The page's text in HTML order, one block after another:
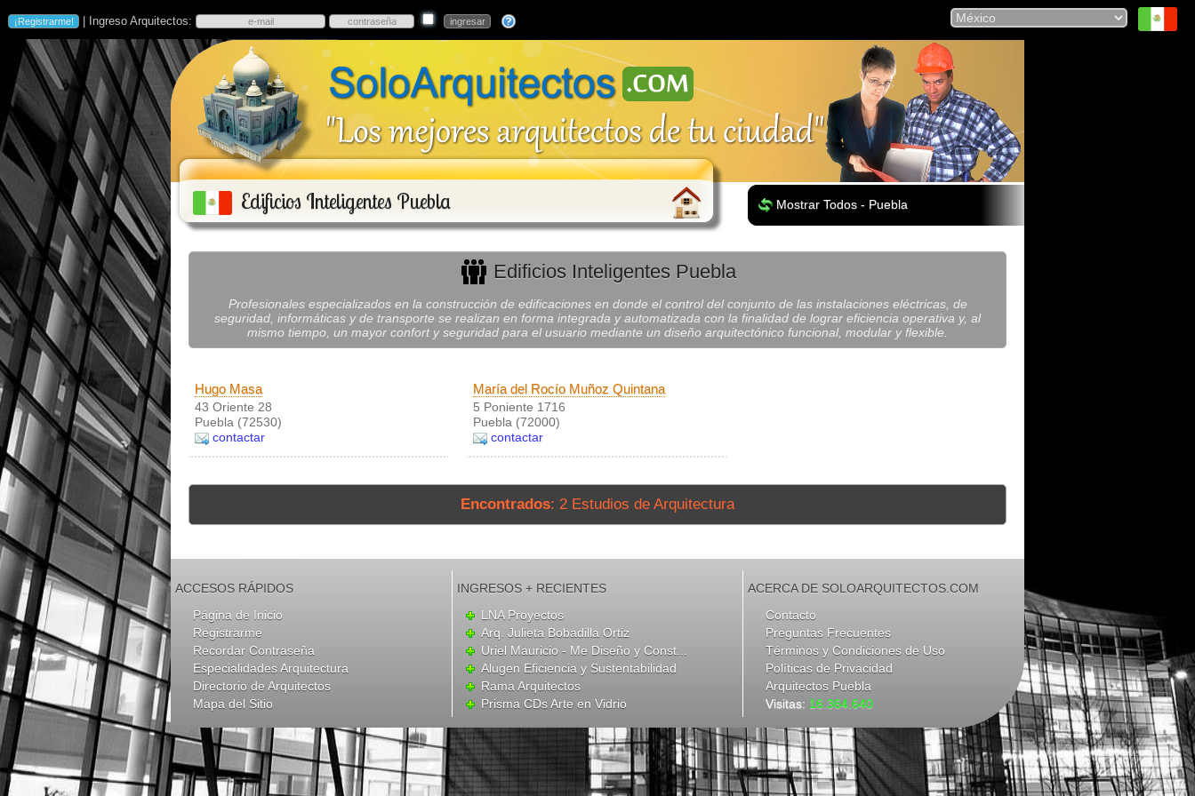
| Ingreso Arquitectos:
Edificios Inteligentes Puebla Mostrar Todos - Puebla
Edificios Inteligentes Puebla
Profesionales especializados en la construcción de edificaciones en donde el control del conjunto de las instalaciones eléctricas, de
seguridad, informáticas y de transporte se realizan en forma integrada y automatizada con la finalidad de lograr eficiencia operativa y, al
mismo tiempo, un mayor confort y seguridad para el usuario mediante un diseño arquitectónico funcional, modular y flexible.
Hugo Masa
43 Oriente 28
Puebla (72530)
contactar
María del Rocío Muñoz Quintana
5 Poniente 1716
Puebla (72000)
contactar
Encontrados: 2 Estudios de Arquitectura
ACCESOS RÁPIDOS
Página de Inicio
Registrarme
Recordar Contraseña
Especialidades Arquitectura
Directorio de Arquitectos
Mapa del Sitio
INGRESOS + RECIENTES
LNA Proyectos
Arq. Julieta Bobadilla Ortiz
Uriel Mauricio - Me Diseño y Const...
Alugen Eficiencia y Sustentabilidad
Rama Arquitectos
Prisma CDs Arte en Vidrio
ACERCA DE SOLOARQUITECTOS.COM
Contacto
Preguntas Frecuentes
Términos y Condiciones de Uso
Políticas de Privacidad
Arquitectos Puebla
Visitas: 16.364.640